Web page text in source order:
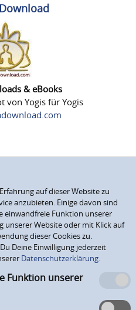
& eBooks
von Yogis für Yogis
auf dieser Website zu
anzubieten. Einige davon sind
einwandfreie Funktion unserer
unserer Website oder mit Klick auf
dieser Cookies zu.
Deine Einwilligung jederzeit
Datenschutzerklärung.
Funktion unserer